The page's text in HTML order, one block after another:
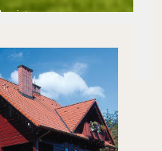
wiata z
której
swój